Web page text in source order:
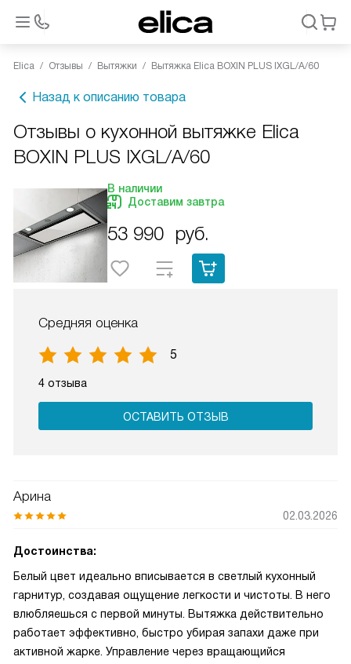
Elica Отзывы Вытяжки Вытяжка Elica BOXIN PLUS IXGL/A/60
Назад к описанию товара
Отзывы о кухонной вытяжке Elica
BOXIN PLUS IXGL/A/60
В наличии
Доставим завтра
53 990 руб.
Средняя оценка
5
4 отзыва
ОСТАВИТЬ ОТЗЫВ
Арина
02.03.2026
Достоинства:
Белый цвет идеально вписывается в светлый кухонный
гарнитур, создавая ощущение легкости и чистоты. В него
влюбляешься с первой минуты. Вытяжка действительно
работает эффективно, быстро убирая запахи даже при
активной жарке. Управление через вращающийся